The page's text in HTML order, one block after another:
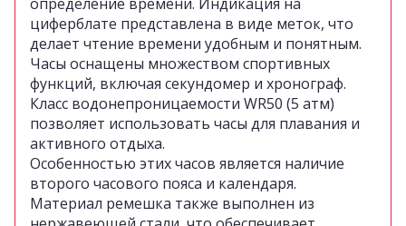
циферблате представлена в виде меток, что
делает чтение времени удобным и понятным.
Часы оснащены множеством спортивных
функций, включая секундомер и хронограф.
Класс водонепроницаемости WR50 (5 атм)
позволяет использовать часы для плавания и
активного отдыха.
Особенностью этих часов является наличие
второго часового пояса и календаря.
Материал ремешка также выполнен из